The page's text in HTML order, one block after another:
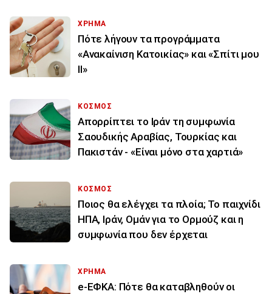
ΧΡΗΜΑ
Πότε λήγουν τα προγράμματα
«Ανακαίνιση Κατοικίας» και «Σπίτι μου
ΙΙ»
ΚΟΣΜΟΣ
Απορρίπτει το Ιράν τη συμφωνία
Σαουδικής Αραβίας, Τουρκίας και
Πακιστάν - «Είναι μόνο στα χαρτιά»
ΚΟΣΜΟΣ
Ποιος θα ελέγχει τα πλοία; Το παιχνίδι
ΗΠΑ, Ιράν, Ομάν για το Ορμούζ και η
συμφωνία που δεν έρχεται
ΧΡΗΜΑ
e-ΕΦΚΑ: Πότε θα καταβληθούν οι